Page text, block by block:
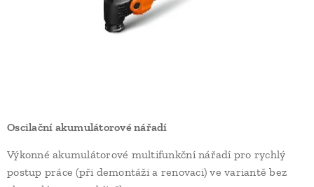
Oscilační akumulátorové nářadí
Výkonné akumulátorové multifunkční nářadí pro rychlý
postup práce (při demontáži a renovaci) ve variantě bez